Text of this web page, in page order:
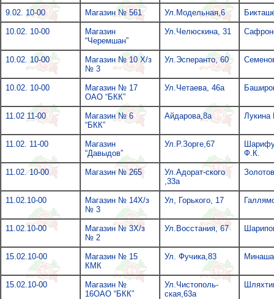
9.02. 10-00 Магазин № 561 Ул.Модельная,6
10.02. 10-00
Магазин
“Черемшан”
Ул.Челюскина, 31
10.02. 10-00
Магазин № 10 Х/з
№ 3
Ул.Эсперанто, 60
10.02. 10-00
Магазин № 17
ОАО “БКК”
Ул.Четаева, 46а
11.02 11-00
Магазин № 6
“БКК”
Айдарова,8а
11.02. 11-00
Магазин
“Давыдов”
Ул.Р.Зорге,67
Ф.К.
11.02. 10-00 Магазин № 265
Ул.Адорат-ского
,33а
11.02.10-00
Магазин № 14Х/з
№ 3
Ул, Горького, 17
11.02.10-00
Магазин № 3Х/з
№ 2
Ул.Восстания, 67
15.02.10-00
Магазин № 15
КМК
Ул. Фучика,83
15.02.10-00
Магазин №
16ОАО “БКК”
Ул.Чистополь-
ская,63а